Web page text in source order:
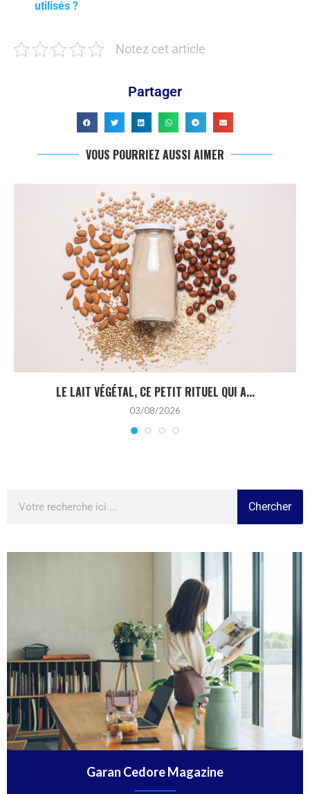
utilisés ?
Notez cet article
Partager
VOUS POURRIEZ AUSSI AIMER
LE LAIT VÉGÉTAL, CE PETIT RITUEL QUI A...
03/08/2026
Chercher
Garan Cedore Magazine